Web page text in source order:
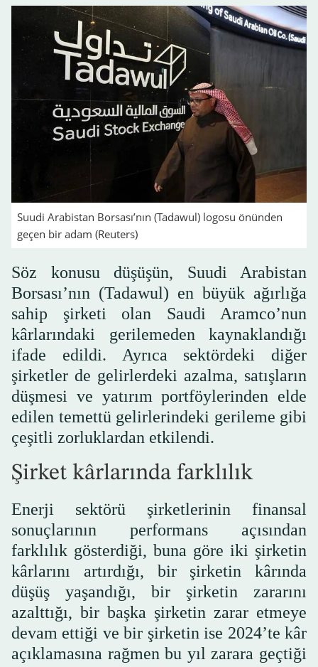
Suudi Arabistan Borsası’nın (Tadawul) logosu önünden
geçen bir adam (Reuters)
Söz konusu düşüşün, Suudi Arabistan
Borsası’nın (Tadawul) en büyük ağırlığa
sahip şirketi olan Saudi Aramco’nun
kârlarındaki gerilemeden kaynaklandığı
ifade edildi. Ayrıca sektördeki diğer
şirketler de gelirlerdeki azalma, satışların
düşmesi ve yatırım portföylerinden elde
edilen temettü gelirlerindeki gerileme gibi
çeşitli zorluklardan etkilendi.
Şirket kârlarında farklılık
Enerji sektörü şirketlerinin finansal
sonuçlarının performans açısından
farklılık gösterdiği, buna göre iki şirketin
kârlarını artırdığı, bir şirketin kârında
düşüş yaşandığı, bir şirketin zararını
azalttığı, bir başka şirketin zarar etmeye
devam ettiği ve bir şirketin ise 2024’te kâr
açıklamasına rağmen bu yıl zarara geçtiği